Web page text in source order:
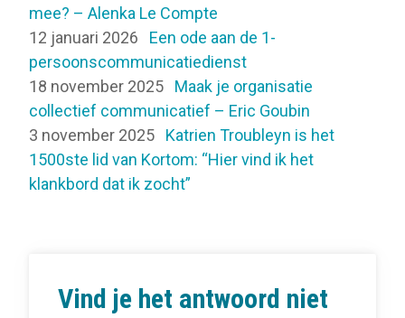
mee? – Alenka Le Compte
12 januari 2026
Een ode aan de 1-
persoonscommunicatiedienst
18 november 2025
Maak je organisatie
collectief communicatief – Eric Goubin
3 november 2025
Katrien Troubleyn is het
1500ste lid van Kortom: “Hier vind ik het
klankbord dat ik zocht”
Vind je het antwoord niet